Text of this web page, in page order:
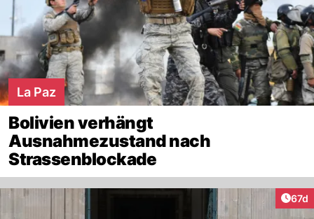
La Paz
Bolivien verhängt
Ausnahmezustand nach
Strassenblockade
67d